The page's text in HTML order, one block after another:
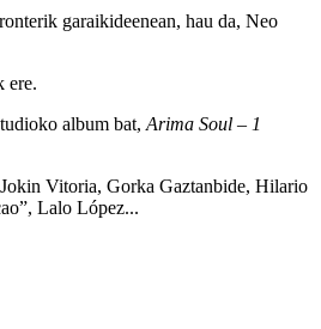
garaikideenean, hau da, Neo
ere.
album bat, Arima Soul – 1
Vitoria, Gorka Gaztanbide, Hilario
Lalo López...